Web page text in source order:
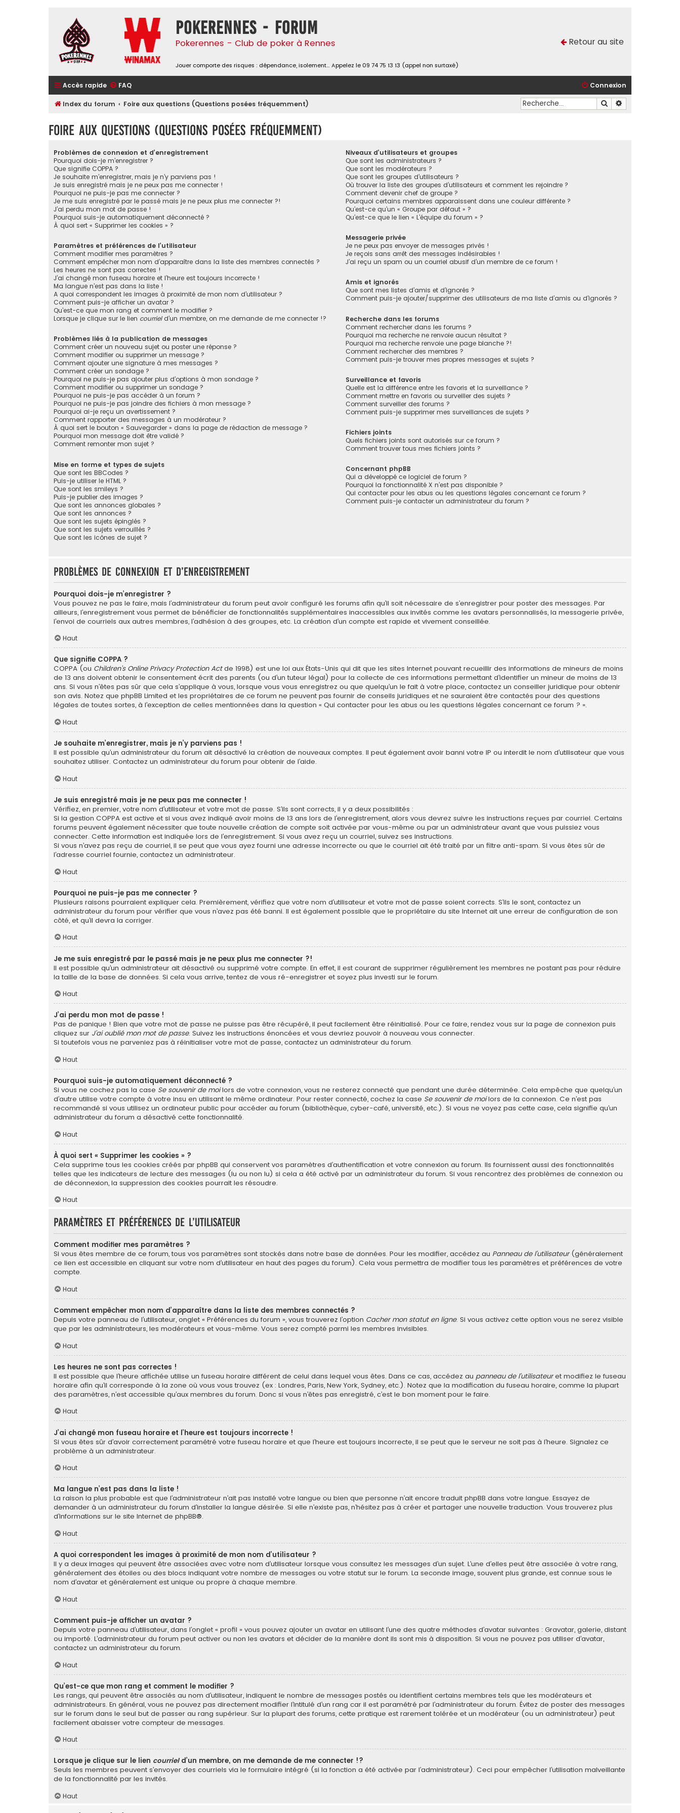
Pokerennes - Forum
Pokerennes - Club de poker à Rennes
Jouer comporte des risques : dépendance, isolement… Appelez le 09 74 75 13 13 (appel non surtaxé)
Retour au site
Accès rapide FAQ Connexion
Index du forum Foire aux questions (Questions posées fréquemment) Rechercher
Foire aux questions (Questions posées fréquemment)
Problèmes de connexion et d’enregistrement
Pourquoi dois-je m’enregistrer ?
Que signifie COPPA ?
Je souhaite m’enregistrer, mais je n’y parviens pas !
Je suis enregistré mais je ne peux pas me connecter !
Pourquoi ne puis-je pas me connecter ?
Je me suis enregistré par le passé mais je ne peux plus me connecter ?!
J’ai perdu mon mot de passe !
Pourquoi suis-je automatiquement déconnecté ?
À quoi sert « Supprimer les cookies » ?
Paramètres et préférences de l’utilisateur
Comment modifier mes paramètres ?
Comment empêcher mon nom d’apparaître dans la liste des membres connectés ?
Les heures ne sont pas correctes !
J’ai changé mon fuseau horaire et l’heure est toujours incorrecte !
Ma langue n’est pas dans la liste !
A quoi correspondent les images à proximité de mon nom d’utilisateur ?
Comment puis-je afficher un avatar ?
Qu’est-ce que mon rang et comment le modifier ?
Lorsque je clique sur le lien courrield’un membre, on me demande de me connecter !?
Problèmes liés à la publication de messages
Comment créer un nouveau sujet ou poster une réponse ?
Comment modifier ou supprimer un message ?
Comment ajouter une signature à mes messages ?
Comment créer un sondage ?
Pourquoi ne puis-je pas ajouter plus d’options à mon sondage ?
Comment modifier ou supprimer un sondage ?
Pourquoi ne puis-je pas accéder à un forum ?
Pourquoi ne puis-je pas joindre des fichiers à mon message ?
Pourquoi ai-je reçu un avertissement ?
Comment rapporter des messages à un modérateur ?
À quoi sert le bouton « Sauvegarder » dans la page de rédaction de message ?
Pourquoi mon message doit être validé ?
Comment remonter mon sujet ?
Mise en forme et types de sujets
Que sont les BBCodes ?
Puis-je utiliser le HTML ?
Que sont les smileys ?
Puis-je publier des images ?
Que sont les annonces globales ?
Que sont les annonces ?
Que sont les sujets épinglés ?
Que sont les sujets verrouillés ?
Que sont les icônes de sujet ?
Niveaux d’utilisateurs et groupes
Que sont les administrateurs ?
Que sont les modérateurs ?
Que sont les groupes d’utilisateurs ?
Où trouver la liste des groupes d’utilisateurs et comment les rejoindre ?
Comment devenir chef de groupe ?
Pourquoi certains membres apparaissent dans une couleur différente ?
Qu’est-ce qu’un « Groupe par défaut » ?
Qu’est-ce que le lien « L’équipe du forum » ?
Messagerie privée
Je ne peux pas envoyer de messages privés !
Je reçois sans arrêt des messages indésirables !
J’ai reçu un spam ou un courriel abusif d’un membre de ce forum !
Amis et ignorés
Que sont mes listes d’amis et d’ignorés ?
Comment puis-je ajouter/supprimer des utilisateurs de ma liste d’amis ou d’ignorés ?
Recherche dans les forums
Comment rechercher dans les forums ?
Pourquoi ma recherche ne renvoie aucun résultat ?
Pourquoi ma recherche renvoie une page blanche ?!
Comment rechercher des membres ?
Comment puis-je trouver mes propres messages et sujets ?
Surveillance et favoris
Quelle est la différence entre les favoris et la surveillance ?
Comment mettre en favoris ou surveiller des sujets ?
Comment surveiller des forums ?
Comment puis-je supprimer mes surveillances de sujets ?
Fichiers joints
Quels fichiers joints sont autorisés sur ce forum ?
Comment trouver tous mes fichiers joints ?
Concernant phpBB
Qui a développé ce logiciel de forum ?
Pourquoi la fonctionnalité X n’est pas disponible ?
Qui contacter pour les abus ou les questions légales concernant ce forum ?
Comment puis-je contacter un administrateur du forum ?
Problèmes de connexion et d’enregistrement
Pourquoi dois-je m’enregistrer ?
Vous pouvez ne pas le faire, mais l’administrateur du forum peut avoir configuré les forums afin qu’il soit nécessaire de s’enregistrer pour poster des messages. Par
ailleurs, l’enregistrement vous permet de bénéficier de fonctionnalités supplémentaires inaccessibles aux invités comme les avatars personnalisés, la messagerie privée,
l’envoi de courriels aux autres membres, l’adhésion à des groupes, etc. La création d’un compte est rapide et vivement conseillée.
Haut
Que signifie COPPA ?
COPPA (ou Children’s Online Privacy Protection Actde 1998) est une loi aux États-Unis qui dit que les sites Internet pouvant recueillir des informations de mineurs de moins
de 13 ans doivent obtenir le consentement écrit des parents (ou d’un tuteur légal) pour la collecte de ces informations permettant d’identifier un mineur de moins de 13
ans. Si vous n’êtes pas sûr que cela s’applique à vous, lorsque vous vous enregistrez ou que quelqu’un le fait à votre place, contactez un conseiller juridique pour obtenir
son avis. Notez que phpBB Limited et les propriétaires de ce forum ne peuvent pas fournir de conseils juridiques et ne sauraient être contactés pour des questions
légales de toutes sortes, à l’exception de celles mentionnées dans la question « Qui contacter pour les abus ou les questions légales concernant ce forum ? ».
Haut
Je souhaite m’enregistrer, mais je n’y parviens pas !
Il est possible qu’un administrateur du forum ait désactivé la création de nouveaux comptes. Il peut également avoir banni votre IP ou interdit le nom d’utilisateur que vous
souhaitez utiliser. Contactez un administrateur du forum pour obtenir de l’aide.
Haut
Je suis enregistré mais je ne peux pas me connecter !
Vérifiez, en premier, votre nom d’utilisateur et votre mot de passe. S’ils sont corrects, il y a deux possibilités :
Si la gestion COPPA est active et si vous avez indiqué avoir moins de 13 ans lors de l’enregistrement, alors vous devrez suivre les instructions reçues par courriel. Certains
forums peuvent également nécessiter que toute nouvelle création de compte soit activée par vous-même ou par un administrateur avant que vous puissiez vous
connecter. Cette information est indiquée lors de l’enregistrement. Si vous avez reçu un courriel, suivez ses instructions.
Si vous n’avez pas reçu de courriel, il se peut que vous ayez fourni une adresse incorrecte ou que le courriel ait été traité par un filtre anti-spam. Si vous êtes sûr de
l’adresse courriel fournie, contactez un administrateur.
Haut
Pourquoi ne puis-je pas me connecter ?
Plusieurs raisons pourraient expliquer cela. Premièrement, vérifiez que votre nom d’utilisateur et votre mot de passe soient corrects. S’ils le sont, contactez un
administrateur du forum pour vérifier que vous n’avez pas été banni. Il est également possible que le propriétaire du site Internet ait une erreur de configuration de son
côté, et qu’il devra la corriger.
Haut
Je me suis enregistré par le passé mais je ne peux plus me connecter ?!
Il est possible qu’un administrateur ait désactivé ou supprimé votre compte. En effet, il est courant de supprimer régulièrement les membres ne postant pas pour réduire
la taille de la base de données. Si cela vous arrive, tentez de vous ré-enregistrer et soyez plus investi sur le forum.
Haut
J’ai perdu mon mot de passe !
Pas de panique ! Bien que votre mot de passe ne puisse pas être récupéré, il peut facilement être réinitialisé. Pour ce faire, rendez vous sur la page de connexion puis
cliquez sur J’ai oublié mon mot de passe. Suivez les instructions énoncées et vous devriez pouvoir à nouveau vous connecter.
Si toutefois vous ne parveniez pas à réinitialiser votre mot de passe, contactez un administrateur du forum.
Haut
Pourquoi suis-je automatiquement déconnecté ?
Si vous ne cochez pas la case Se souvenir de moilors de votre connexion, vous ne resterez connecté que pendant une durée déterminée. Cela empêche que quelqu’un
d’autre utilise votre compte à votre insu en utilisant le même ordinateur. Pour rester connecté, cochez la case Se souvenir de moilors de la connexion. Ce n’est pas
recommandé si vous utilisez un ordinateur public pour accéder au forum (bibliothèque, cyber-café, université, etc.). Si vous ne voyez pas cette case, cela signifie qu’un
administrateur du forum a désactivé cette fonctionnalité.
Haut
À quoi sert « Supprimer les cookies » ?
Cela supprime tous les cookies créés par phpBB qui conservent vos paramètres d’authentification et votre connexion au forum. Ils fournissent aussi des fonctionnalités
telles que les indicateurs de lecture des messages (lu ou non lu) si cela a été activé par un administrateur du forum. Si vous rencontrez des problèmes de connexion ou
de déconnexion, la suppression des cookies pourrait les résoudre.
Haut
Paramètres et préférences de l’utilisateur
Comment modifier mes paramètres ?
Si vous êtes membre de ce forum, tous vos paramètres sont stockés dans notre base de données. Pour les modifier, accédez au Panneau de l’utilisateur(généralement
ce lien est accessible en cliquant sur votre nom d’utilisateur en haut des pages du forum). Cela vous permettra de modifier tous les paramètres et préférences de votre
compte.
Haut
Comment empêcher mon nom d’apparaître dans la liste des membres connectés ?
Depuis votre panneau de l’utilisateur, onglet « Préférences du forum », vous trouverez l’option Cacher mon statut en ligne. Si vous activez cette option vous ne serez visible
que par les administrateurs, les modérateurs et vous-même. Vous serez compté parmi les membres invisibles.
Haut
Les heures ne sont pas correctes !
Il est possible que l’heure affichée utilise un fuseau horaire différent de celui dans lequel vous êtes. Dans ce cas, accédez au panneau de l’utilisateuret modifiez le fuseau
horaire afin qu’il corresponde à la zone où vous vous trouvez (ex : Londres, Paris, New York, Sydney, etc.). Notez que la modification du fuseau horaire, comme la plupart
des paramètres, n’est accessible qu’aux membres du forum. Donc si vous n’êtes pas enregistré, c’est le bon moment pour le faire.
Haut
J’ai changé mon fuseau horaire et l’heure est toujours incorrecte !
Si vous êtes sûr d’avoir correctement paramétré votre fuseau horaire et que l’heure est toujours incorrecte, il se peut que le serveur ne soit pas à l’heure. Signalez ce
problème à un administrateur.
Haut
Ma langue n’est pas dans la liste !
La raison la plus probable est que l’administrateur n’ait pas installé votre langue ou bien que personne n’ait encore traduit phpBB dans votre langue. Essayez de
demander à un administrateur du forum d’installer la langue désirée. Si elle n’existe pas, n’hésitez pas à créer et partager une nouvelle traduction. Vous trouverez plus
d’informations sur le site Internet de phpBB®.
Haut
A quoi correspondent les images à proximité de mon nom d’utilisateur ?
Il y a deux images qui peuvent être associées avec votre nom d’utilisateur lorsque vous consultez les messages d’un sujet. L’une d’elles peut être associée à votre rang,
généralement des étoiles ou des blocs indiquant votre nombre de messages ou votre statut sur le forum. La seconde image, souvent plus grande, est connue sous le
nom d’avatar et généralement est unique ou propre à chaque membre.
Haut
Comment puis-je afficher un avatar ?
Depuis votre panneau d’utilisateur, dans l’onglet « profil » vous pouvez ajouter un avatar en utilisant l’une des quatre méthodes d’avatar suivantes : Gravatar, galerie, distant
ou importé. L’administrateur du forum peut activer ou non les avatars et décider de la manière dont ils sont mis à disposition. Si vous ne pouvez pas utiliser d’avatar,
contactez un administrateur du forum.
Haut
Qu’est-ce que mon rang et comment le modifier ?
Les rangs, qui peuvent être associés au nom d’utilisateur, indiquent le nombre de messages postés ou identifient certains membres tels que les modérateurs et
administrateurs. En général, vous ne pouvez pas directement modifier l’intitulé d’un rang car il est paramétré par l’administrateur du forum. Évitez de poster des messages
sur le forum dans le seul but de passer au rang supérieur. Sur la plupart des forums, cette pratique est rarement tolérée et un modérateur (ou un administrateur) peut
facilement abaisser votre compteur de messages.
Haut
Lorsque je clique sur le lien courrield’un membre, on me demande de me connecter !?
Seuls les membres peuvent s’envoyer des courriels via le formulaire intégré (si la fonction a été activée par l’administrateur). Ceci pour empêcher l’utilisation malveillante
de la fonctionnalité par les invités.
Haut